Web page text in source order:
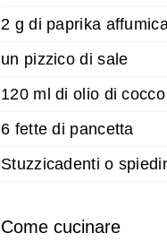
2 g di paprika
un pizzico di sale
120 ml di olio di cocco
6 fette di pancetta
Stuzzicadenti o
Come cucinare